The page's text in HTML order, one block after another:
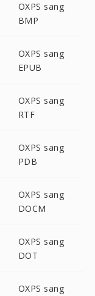
OXPS sang
BMP
OXPS sang
EPUB
OXPS sang
RTF
OXPS sang
PDB
OXPS sang
DOCM
OXPS sang
DOT
OXPS sang